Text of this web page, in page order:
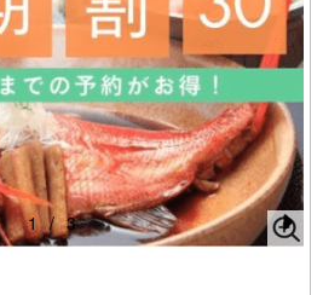
N
1 / 3